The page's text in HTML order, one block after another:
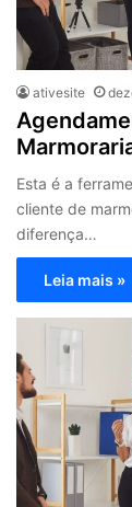
ativesite
Esta é a
cliente de
diferença…
Leia mais »